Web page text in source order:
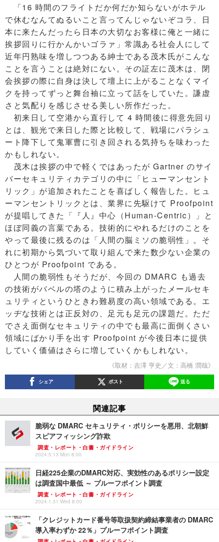
「16 時間のフライトだか何だか知らないがホテル
で休むなんてぬるいこと言ってんじゃないぞコラ、日
本に来たんだったら日本の大切なお客様に俺と一緒に
挨拶回りに行かんかいゴラァ」常識ある社会人にして
近年円熟味を増しつつある紳士である茂木氏がこんな
ことを言うことは絶対にない。その証左に茂木は、閉
会挨拶の際に自身は決して壇上に上がることなくマイ
クを持ってずっと舞台袖に立って話をしていた。謙虚
さと気配りを感じさせる美しい所作だった。
初来日して空港から直行して 4 時間後に得意先回り
とは、観光で来日した際と比較して、戦場にパラシュ
ート降下して鬼軍曹に引き回される気持ちを味わった
かもしれない。
茂木は挨拶の中で軽くではあったが Gartner のサイ
バーセキュリティカテゴリの中に「ヒューマンセント
リック」が追加されたことを喜ばしく報告した。ヒュ
ーマンセントリックとは、業界に先駆けて Proofpoint
が提唱してきた「『人』中心（Human-Centric）」と
ほぼ同義の言葉である。技術的にやれるだけのことを
やって最後に残るのは「人間の脳ミソの脆弱性」。そ
れに初期から気づいて取り組んで来た数少ない企業の
ひとつが Proofpoint である。
人間の脆弱性もそうだが、今回の DMARC も過去
の技術がバベルの塔のように積み上がったメールセキ
ュリティというひときわ難易度の高い領域である。エ
ッヂな技術とは正反対の、足元も足元の課題だ。ただ
でさえ面倒なセキュリティの中でも最高に面倒くさい
領域にばかり手を出す Proofpoint が今後日本に提供
していく価値はさらに増していくかもしれない。
《取材：吉澤 亨史／文：高橋 潤哉》
シェア ポスト 送る
関連記事
脆弱な DMARC セキュリティ・ポリシーを悪用、北朝鮮
スピアフィッシング詐欺
調査・レポート・白書・ガイドライン
2024.5.13 Mon 8:00
日経225企業のDMARC対応、実効性のあるポリシー設定
は調査国中最低 ～ プルーフポイント調査
調査・レポート・白書・ガイドライン
2024.1.31 Wed 8:00
「クレジットカード番号等取扱契約締結事業者の DMARC
導入率わずか 22％」プルーフポイント調査